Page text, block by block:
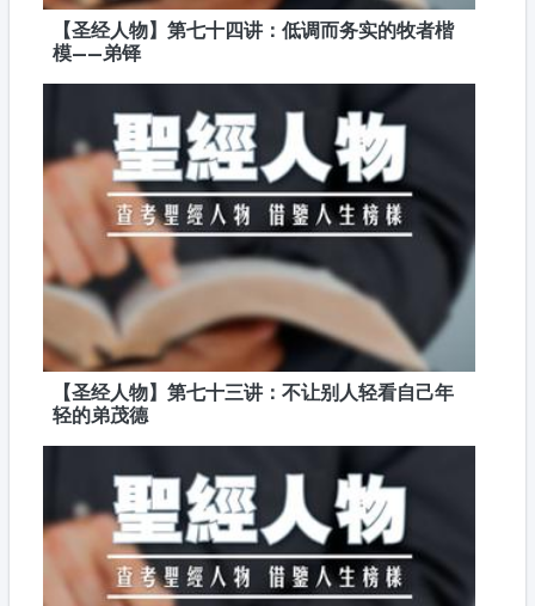
【圣经人物】第七十四讲：低调而务实的牧者楷
模——弟铎
【圣经人物】第七十三讲：不让别人轻看自己年
轻的弟茂德